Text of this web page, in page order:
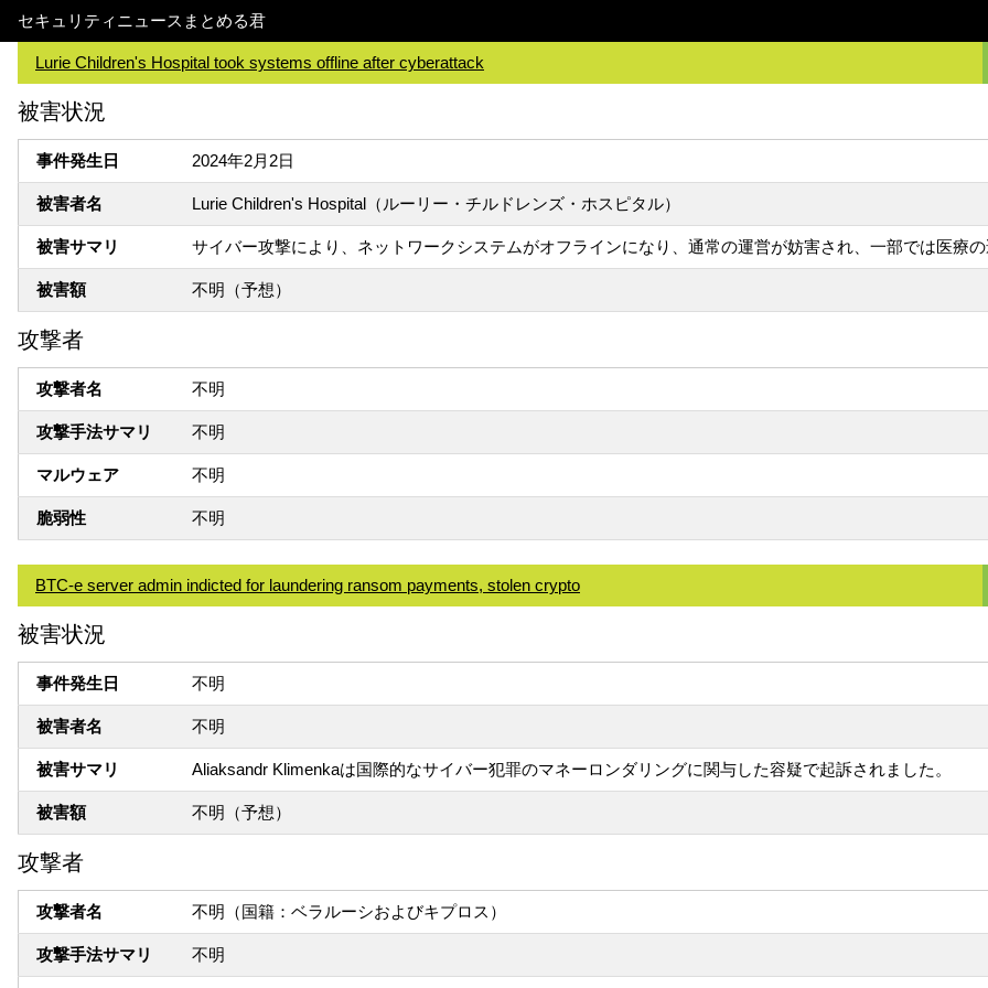
セキュリティニュースまとめる君
Lurie Children's Hospital took systems offline after cyberattack
被害状況
事件発生日 2024年2月2日
被害者名 Lurie Children's Hospital（ルーリー・チルドレンズ・ホスピタル）
被害サマリ サイバー攻撃により、ネットワークシステムがオフラインになり、通常の運営が妨害され、一部では医療の
被害額 不明（予想）
攻撃者
攻撃者名 不明
攻撃手法サマリ 不明
マルウェア 不明
脆弱性 不明
BTC-e server admin indicted for laundering ransom payments, stolen crypto
被害状況
事件発生日 不明
被害者名 不明
被害サマリ Aliaksandr Klimenkaは国際的なサイバー犯罪のマネーロンダリングに関与した容疑で起訴されました。
被害額 不明（予想）
攻撃者
攻撃者名 不明（国籍：ベラルーシおよびキプロス）
攻撃手法サマリ 不明